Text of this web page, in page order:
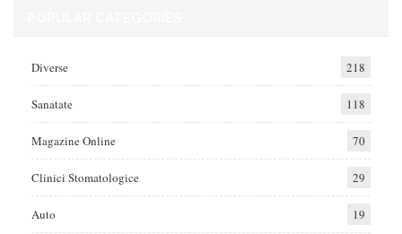
Diverse 218
Sanatate 118
Magazine Online 70
Clinici Stomatologice 29
Auto 19